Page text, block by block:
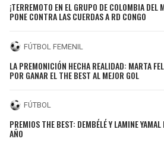
¡TERREMOTO EN EL GRUPO DE COLOMBIA
PONE CONTRA LAS CUERDAS A RD CONGO
FÚTBOL FEMENIL
LA PREMONICIÓN HECHA REALIDAD: MARTA
POR GANAR EL THE BEST AL MEJOR GOL
FÚTBOL
PREMIOS THE BEST: DEMBÉLÉ Y LAMINE
AÑO